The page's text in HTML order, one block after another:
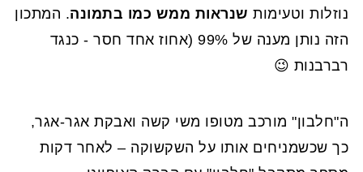
נוזלות וטעימות שנראות ממש כמו בתמונה. המתכון
הזה נותן מענה של 99% (אחוז אחד חסר - כנגד
רברבנות 😉
ה"חלבון" מורכב מטופו משי קשה ואבקת אגר-אגר,
כך שכשמניחים אותו על השקשוקה – לאחר דקות